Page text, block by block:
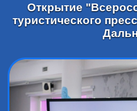
Открытие
туристического